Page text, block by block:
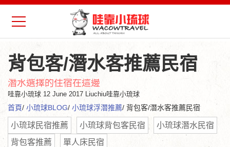
背包客/潛水客推薦民宿
潛水選擇的住宿在這邊
哇靠小琉球 12 June 2017 Liuchiu哇靠小琉球
首頁/ 小琉球BLOG/ 小琉球浮潛推薦/ 背包客/潛水客推薦民宿
小琉球民宿推薦 小琉球背包客民宿
小琉球潛水民宿
背包客推薦
單人床民宿